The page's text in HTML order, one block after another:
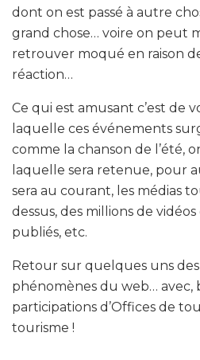
dont on est passé à autre
grand chose… voire on peut
retrouver moqué en raison
réaction…
Ce qui est amusant c’est de
laquelle ces événements
comme la chanson de l’été,
laquelle sera retenue, pour
sera au courant, les médias
dessus, des millions de
publiés, etc.
Retour sur quelques uns
phénomènes du web… avec,
participations d’Offices de
tourisme !